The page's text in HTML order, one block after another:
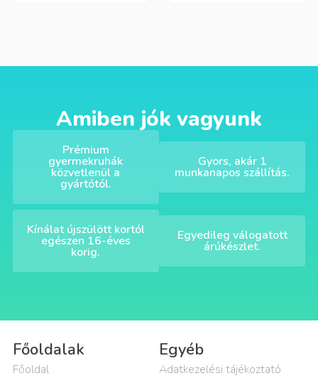
Amiben jók vagyunk
Prémium
gyermekruhák
közvetlenül a
gyártótól.
Gyors, akár 1
munkanapos szállítás.
Kínálat újszülött kortól
egészen 16-éves
korig.
Egyedileg válogatott
árúkészlet.
Főoldalak
Főoldal
Egyéb
Adatkezelési tájékoztató